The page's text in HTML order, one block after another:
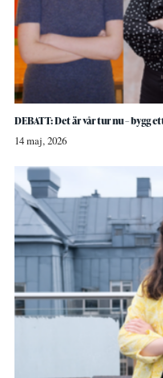
DEBATT: Det är vår tur nu – bygg
14 maj, 2026